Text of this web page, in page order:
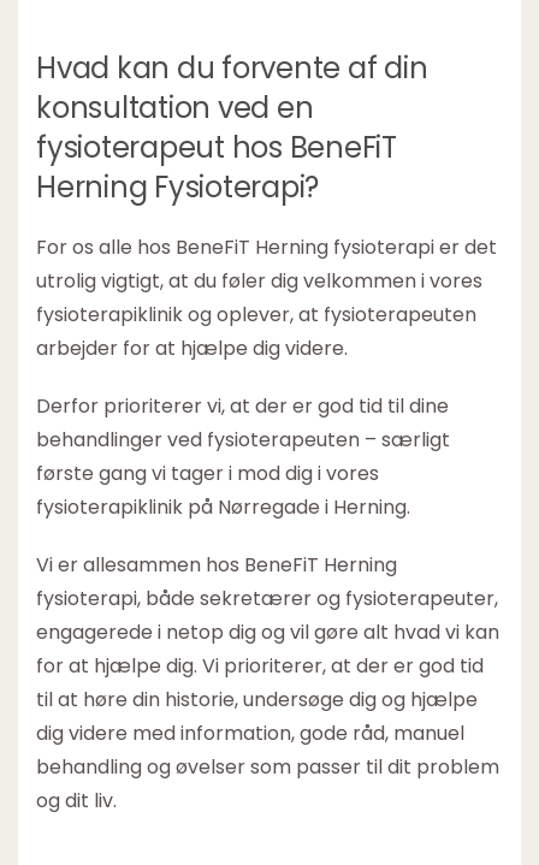
Hvad kan du forvente af din
konsultation ved en
fysioterapeut hos BeneFiT
Herning Fysioterapi?
For os alle hos BeneFiT Herning fysioterapi er det
utrolig vigtigt, at du føler dig velkommen i vores
fysioterapiklinik og oplever, at fysioterapeuten
arbejder for at hjælpe dig videre.
Derfor prioriterer vi, at der er god tid til dine
behandlinger ved fysioterapeuten – særligt
første gang vi tager i mod dig i vores
fysioterapiklinik på Nørregade i Herning.
Vi er allesammen hos BeneFiT Herning
fysioterapi, både sekretærer og fysioterapeuter,
engagerede i netop dig og vil gøre alt hvad vi kan
for at hjælpe dig. Vi prioriterer, at der er god tid
til at høre din historie, undersøge dig og hjælpe
dig videre med information, gode råd, manuel
behandling og øvelser som passer til dit problem
og dit liv.